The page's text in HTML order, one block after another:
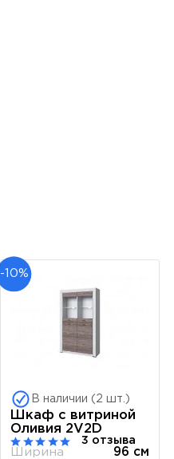
-10%
В наличии (2 шт.)
Шкаф с витриной
Оливия 2V2D
3 отзыва
Ширина
96 см